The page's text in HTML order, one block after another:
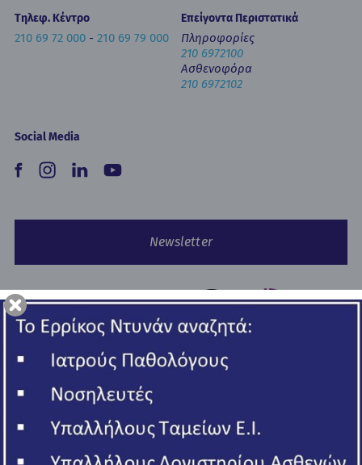
Τηλεφ. Κέντρο
210 69 72 000- 210 69 79 000
Επείγοντα Περιστατικά
Πληροφορίες
210 6972100
Ασθενοφόρα
210 6972102
Social Media
Newsletter
Copyright © 2026 Ερρίκος Ντυνάν Hospital Center.
All rights reserved
ΓΕΜΗ 006502201000